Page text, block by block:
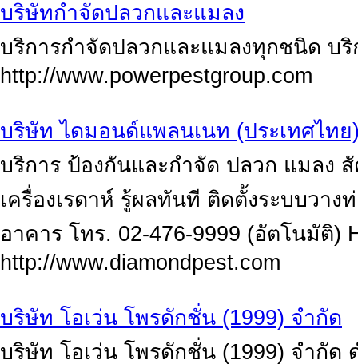
บริษัทกำจัดปลวกและแมลง
บริการกำจัดปลวกและแมลงทุกชนิด บ
http://www.powerpestgroup.com
บริษัท ไดมอนด์แพลนเนท (ประเทศไทย
บริการ ป้องกันและกำจัด ปลวก แมลง
เครื่องเรดาห์ รู้ผลทันที ติดตั้งระบบวา
อาคาร โทร. 02-476-9999 (อัตโนมัติ)
http://www.diamondpest.com
บริษัท โอเว่น โพรดักชั่น (1999) จำกัด
บริษัท โอเว่น โพรดักชั่น (1999) จำกัด